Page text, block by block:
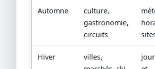
Automne
culture,
gastronomie,
circuits
Hiver
villes,